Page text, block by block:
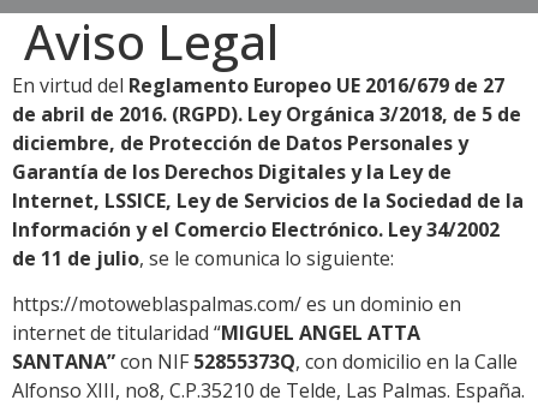
Aviso Legal
En virtud del Reglamento Europeo UE 2016/679 de 27
de abril de 2016. (RGPD). Ley Orgánica 3/2018, de 5 de
diciembre, de Protección de Datos Personales y
Garantía de los Derechos Digitales y la Ley de
Internet, LSSICE, Ley de Servicios de la Sociedad de la
Información y el Comercio Electrónico. Ley 34/2002
de 11 de julio, se le comunica lo siguiente:
https://motoweblaspalmas.com/ es un dominio en
internet de titularidad “MIGUEL ANGEL ATTA
SANTANA”con NIF 52855373Q, con domicilio en la Calle
Alfonso XIII, no8, C.P.35210 de Telde, Las Palmas. España.